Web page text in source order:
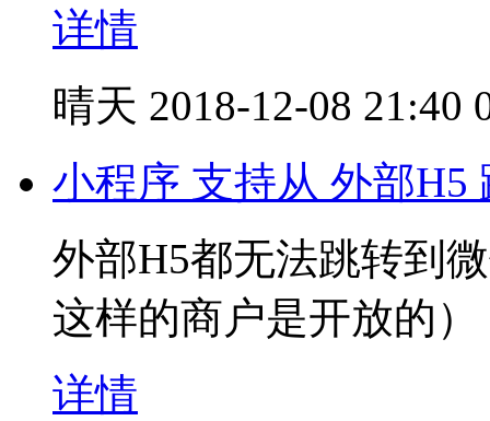
详情
晴天 2018-12-08 21:40
小程序 支持从 外部H5
外部H5都无法跳转到
这样的商户是开放的
详情